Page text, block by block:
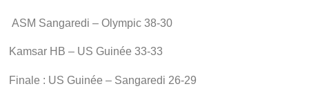
ASM Sangaredi – Olympic 38-30
Kamsar HB – US Guinée 33-33
Finale : US Guinée – Sangaredi 26-29